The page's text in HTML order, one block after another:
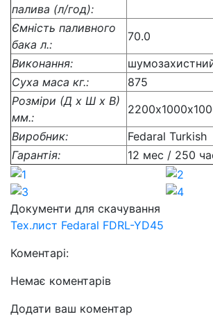
палива (л/год):
Ємність паливного
бака л.:
70.0
Виконання:
Суха маса кг.:
875
Розміри (Д x Ш x В)
мм.:
Виробник:
Fedaral Turkish
Гарантія:
12 мес / 250
Документи для скачування
Тех.лист Fedaral FDRL-YD45
Коментарі:
Немає коментарів
Додати ваш коментар